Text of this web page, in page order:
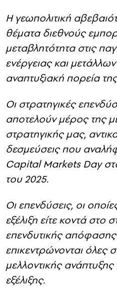
Η γεωπολιτική
θέματα διεθνούς
μεταβλητότητα στις
ενέργειας και
αναπτυξιακή πορεία
Οι στρατηγικές
αποτελούν μέρος της
στρατηγικής μας,
δεσμεύσεις που
Capital Markets Day
του 2025.
Οι επενδύσεις, οι
εξέλιξη είτε κοντά στο
επενδυτικής
επικεντρώνονται όλες
μελλοντικής ανάπτυξης
εξέλιξης.